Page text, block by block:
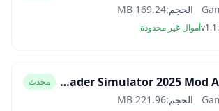
الحجم:169.24 MB
أموال غير محدودة
Car Trader Simulator 2025 Mod APK محدث
الحجم:221.96 MB